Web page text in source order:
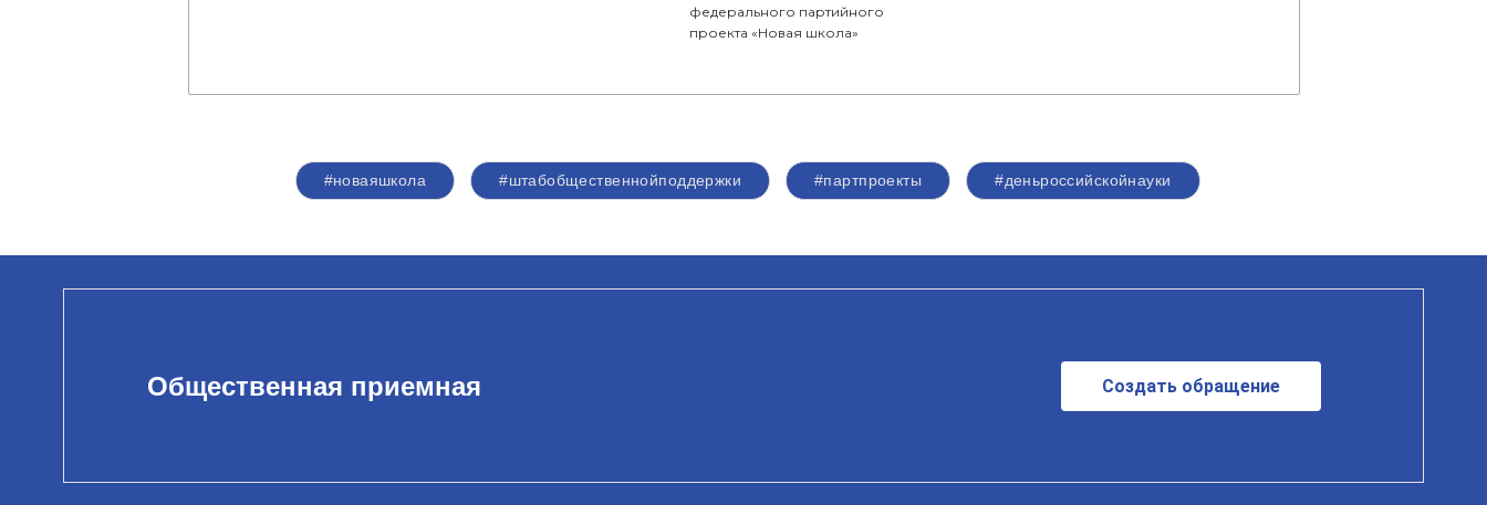
федерального партийного
проекта «Новая школа»
#новаяшкола #штабобщественнойподдержки #партпроекты #деньроссийскойнауки
Общественная приемная Создать обращение